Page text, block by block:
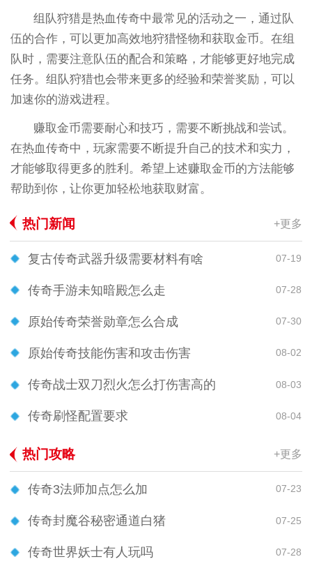
组队狩猎是热血传奇中最常见的活动之一，通过队
伍的合作，可以更加高效地狩猎怪物和获取金币。在组
队时，需要注意队伍的配合和策略，才能够更好地完成
任务。组队狩猎也会带来更多的经验和荣誉奖励，可以
加速你的游戏进程。
赚取金币需要耐心和技巧，需要不断挑战和尝试。
在热血传奇中，玩家需要不断提升自己的技术和实力，
才能够取得更多的胜利。希望上述赚取金币的方法能够
帮助到你，让你更加轻松地获取财富。
热门新闻 +更多
复古传奇武器升级需要材料有啥 07-19
传奇手游未知暗殿怎么走 07-28
原始传奇荣誉勋章怎么合成 07-30
原始传奇技能伤害和攻击伤害 08-02
传奇战士双刀烈火怎么打伤害高的 08-03
传奇刷怪配置要求 08-04
热门攻略 +更多
传奇3法师加点怎么加 07-23
传奇封魔谷秘密通道白猪 07-25
传奇世界妖士有人玩吗 07-28